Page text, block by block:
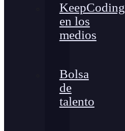
KeepCoding
en los
medios
Bolsa
de
talento